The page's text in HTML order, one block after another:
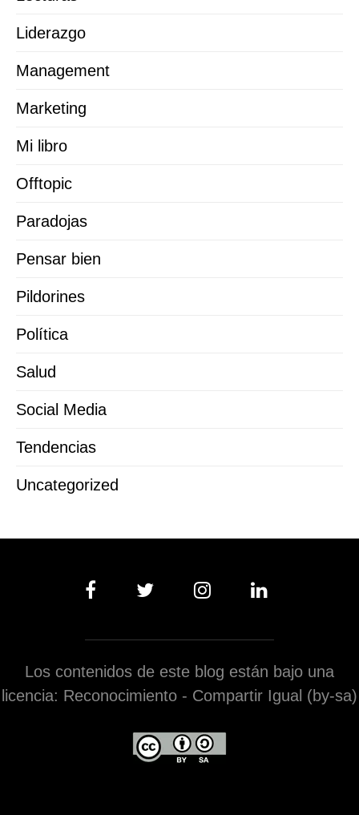
Liderazgo
Management
Marketing
Mi libro
Offtopic
Paradojas
Pensar bien
Pildorines
Política
Salud
Social Media
Tendencias
Uncategorized
Los contenidos de este blog están bajo una
licencia: Reconocimiento - Compartir Igual (by-sa)